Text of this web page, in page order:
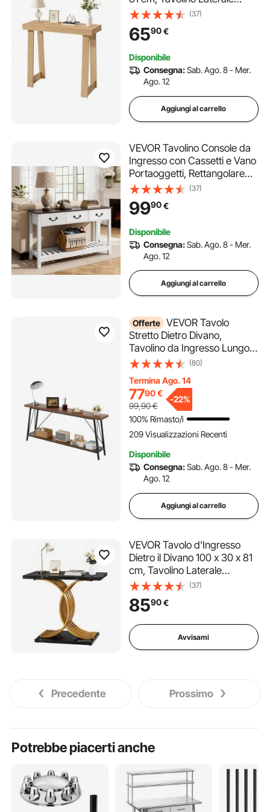
Rettangolare in Pannello
Multistrato per Corridoio,
Camera da Letto, Moderno
Naturale
(37)
6590€
Disponibile
Consegna:Sab. Ago. 8 - Mer.
Ago. 12
Aggiungi al carrello
VEVOR Tavolino Console da
Ingresso con Cassetti e Vano
Portaoggetti, Rettangolare
Stretto in MDF e Truciolato
per Corridoio, Camera da
Letto, Soggiorno, Ingresso,
(37)
9990€
Disponibile
Consegna:Sab. Ago. 8 - Mer.
Ago. 12
Aggiungi al carrello
Offerte VEVOR Tavolo
Stretto Dietro Divano,
Tavolino da Ingresso Lungo a
2 Livelli e Tavolo da Corridoio
Metallo, per Ingresso,
Corridoio, Soggiorno, 180 x
30 x 80 cm
(80)
Termina Ago. 14
7790€
99,90€
-22%
100% Rimasto/i
209 Visualizzazioni Recenti
Disponibile
Consegna:Sab. Ago. 8 - Mer.
Ago. 12
Aggiungi al carrello
VEVOR Tavolo d'Ingresso
Dietro il Divano 100 x 30 x 81
cm, Tavolino Laterale
Rettangolare in Pannello
Multistrato per Corridoio,
Camera da Letto, Soggiorno,
Moderno Tavolo da Corridoio
Nero
(37)
8590€
Avvisami
Precedente Prossimo
Potrebbe piacerti anche